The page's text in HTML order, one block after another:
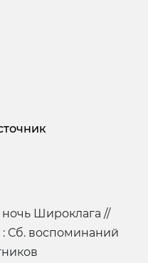
Широклага //
Сб. воспоминаний